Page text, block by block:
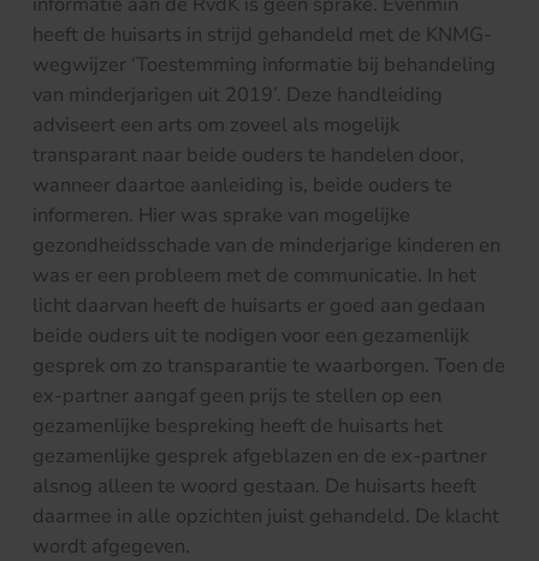
heeft de huisarts in strijd gehandeld met de KNMG-
wegwijzer ‘Toestemming informatie bij behandeling
van minderjarigen uit 2019’. Deze handleiding
adviseert een arts om zoveel als mogelijk
transparant naar beide ouders te handelen door,
wanneer daartoe aanleiding is, beide ouders te
informeren. Hier was sprake van mogelijke
gezondheidsschade van de minderjarige kinderen en
was er een probleem met de communicatie. In het
licht daarvan heeft de huisarts er goed aan gedaan
beide ouders uit te nodigen voor een gezamenlijk
gesprek om zo transparantie te waarborgen. Toen de
ex-partner aangaf geen prijs te stellen op een
gezamenlijke bespreking heeft de huisarts het
gezamenlijke gesprek afgeblazen en de ex-partner
alsnog alleen te woord gestaan. De huisarts heeft
daarmee in alle opzichten juist gehandeld. De klacht
wordt afgegeven.